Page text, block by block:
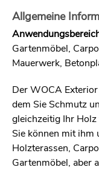
Allgemeine
Gartenmöbel,
Mauerwerk,
Der WOCA
dem Sie Schmutz
gleichzeitig Ihr
Sie können mit ihm
Holzterassen,
Gartenmöbel, aber